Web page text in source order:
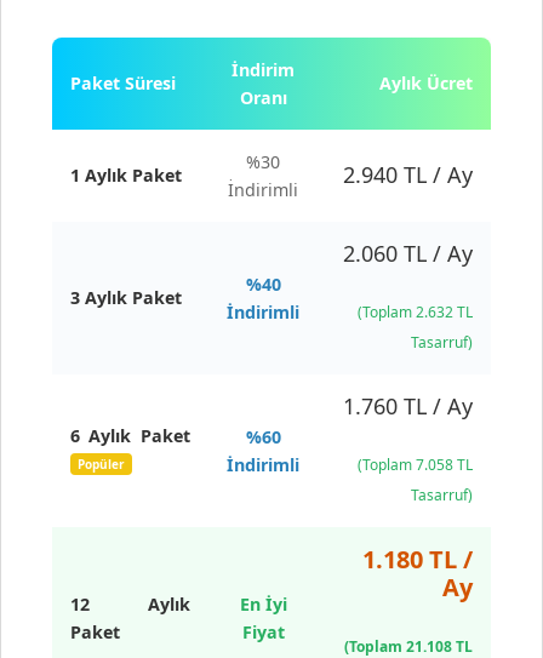
Paket Süresi
İndirim
Oranı
Aylık Ücret
1 Aylık Paket
%30
İndirimli
2.940 TL / Ay
3 Aylık Paket
%40
İndirimli
2.060 TL / Ay
(Toplam 2.632 TL
Tasarruf)
6 Aylık Paket
Popüler
%60
İndirimli
1.760 TL / Ay
(Toplam 7.058 TL
Tasarruf)
12 Aylık
Paket
En İyi
Fiyat
1.180 TL /
Ay
(Toplam 21.108 TL